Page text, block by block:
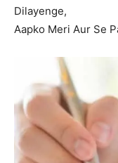
Dilayenge,
Aapko Meri Aur Se